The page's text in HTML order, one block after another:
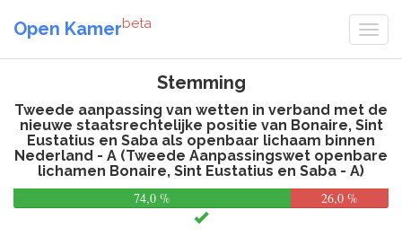
Open Kamerbeta
Stemming
Tweede aanpassing van wetten in verband met de
nieuwe staatsrechtelijke positie van Bonaire, Sint
Eustatius en Saba als openbaar lichaam binnen
Nederland - A (Tweede Aanpassingswet openbare
lichamen Bonaire, Sint Eustatius en Saba - A)
74,0 %
26,0 %